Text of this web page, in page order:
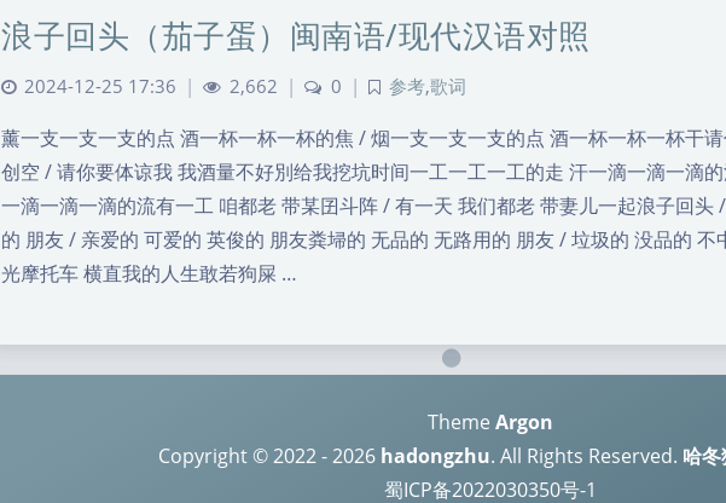
暗黑模
浪子回头（茄子蛋）闽南语/现代汉语对照
2024-12-25 17:36 | 2,662 | 0 | 参考,歌词
薰一支一支一支的点 酒一杯一杯一杯的焦 / 烟一支一支一支的点 酒一杯一杯一杯干
创空 / 请你要体谅我 我酒量不好別给我挖坑时间一工一工一工的走 汗一滴一滴一滴
一滴一滴一滴的流有一工 咱都老 带某囝斗阵 / 有一天 我们都老 带妻儿一起浪子回头
的 朋友 / 亲爱的 可爱的 英俊的 朋友粪埽的 无品的 无路用的 朋友 / 垃圾的 没品的
光摩托车 横直我的人生敢若狗屎 …
Theme Argon
Copyright © 2022 - 2026 hadongzhu. All Rights Reserved. 哈
蜀ICP备2022030350号-1